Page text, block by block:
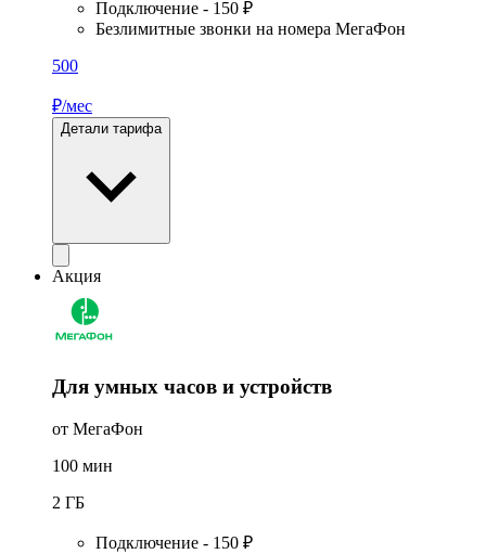
Подключение - 150 ₽
Безлимитные звонки на номера МегаФон
500
₽/мес
Детали тарифа
Акция
Для умных часов и устройств
от МегаФон
100 мин
2 ГБ
Подключение - 150 ₽